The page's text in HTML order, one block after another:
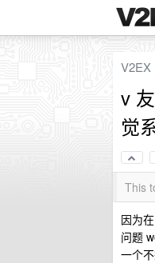
V2EX
v
觉
This
因为
问题
一个